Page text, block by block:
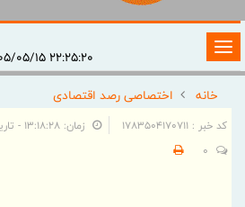
تغییر
وضعیت
ناوبری
خانه
اختصاصی رصد اقتصادی
کد خبر : 1783504170711 زمان: ۱۳:۱۸:۲۸ - تاریخ: ۱۴۰۵/۰۴/۱۷
0